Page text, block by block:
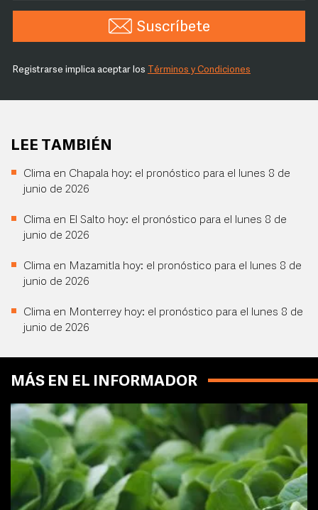
Suscríbete
Registrarse implica aceptar los Términos y Condiciones
LEE TAMBIÉN
Clima en Chapala hoy: el pronóstico para el lunes 8 de
junio de 2026
Clima en El Salto hoy: el pronóstico para el lunes 8 de
junio de 2026
Clima en Mazamitla hoy: el pronóstico para el lunes 8 de
junio de 2026
Clima en Monterrey hoy: el pronóstico para el lunes 8 de
junio de 2026
MÁS EN EL INFORMADOR